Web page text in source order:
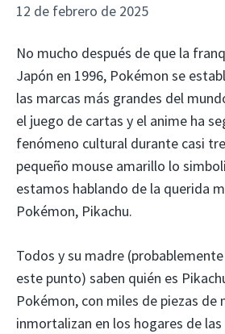
12 de febrero de 2025
No mucho después de que la
Japón en 1996, Pokémon se
las marcas más grandes del
el juego de cartas y el anime ha
fenómeno cultural durante casi
pequeño mouse amarillo lo
estamos hablando de la querida
Pokémon, Pikachu.
Todos y su madre
este punto) saben quién es
Pokémon, con miles de piezas de
inmortalizan en los hogares de las